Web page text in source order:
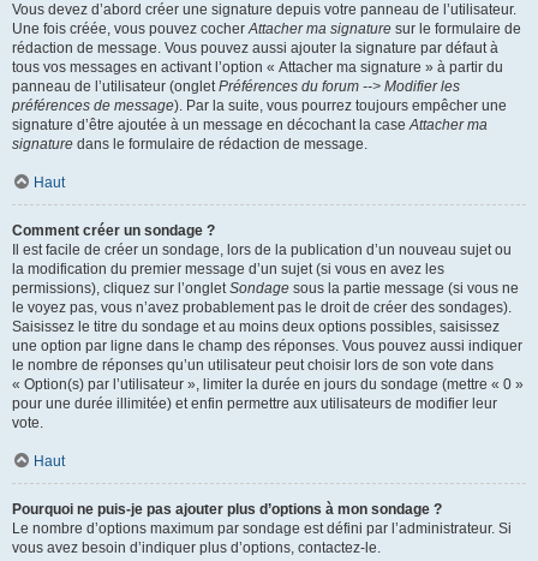
Vous devez d’abord créer une signature depuis votre panneau de l’utilisateur.
Une fois créée, vous pouvez cocherAttacher ma signature sur le formulaire de
rédaction de message. Vous pouvez aussi ajouter la signature par défaut à
tous vos messages en activant l’option « Attacher ma signature » à partir du
panneau de l’utilisateur (ongletPréférences du forum --> Modifier les
préférences de message). Par la suite, vous pourrez toujours empêcher une
signature d’être ajoutée à un message en décochant la caseAttacher ma
signature dans le formulaire de rédaction de message.
Haut
Comment créer un sondage ?
Il est facile de créer un sondage, lors de la publication d’un nouveau sujet ou
la modification du premier message d’un sujet (si vous en avez les
permissions), cliquez sur l’ongletSondage sous la partie message (si vous ne
le voyez pas, vous n’avez probablement pas le droit de créer des sondages).
Saisissez le titre du sondage et au moins deux options possibles, saisissez
une option par ligne dans le champ des réponses. Vous pouvez aussi indiquer
le nombre de réponses qu’un utilisateur peut choisir lors de son vote dans
« Option(s) par l’utilisateur », limiter la durée en jours du sondage (mettre « 0 »
pour une durée illimitée) et enfin permettre aux utilisateurs de modifier leur
vote.
Haut
Pourquoi ne puis-je pas ajouter plus d’options à mon sondage ?
Le nombre d’options maximum par sondage est défini par l’administrateur. Si
vous avez besoin d’indiquer plus d’options, contactez-le.